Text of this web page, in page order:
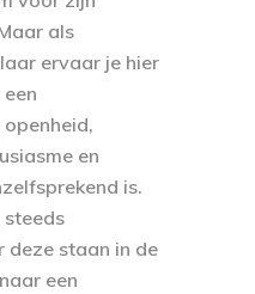
als
ervaar je hier
en
is.
deze staan in de
een